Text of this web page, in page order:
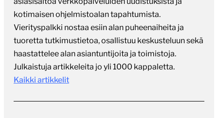
kotimaisen ohjelmistoalan tapahtumista.
Vierityspalkki nostaa esiin alan puheenaiheita ja
tuoretta tutkimustietoa, osallistuu keskusteluun sekä
haastattelee alan asiantuntijoita ja toimistoja.
Julkaistuja artikkeleita jo yli 1000 kappaletta.
Kaikki artikkelit